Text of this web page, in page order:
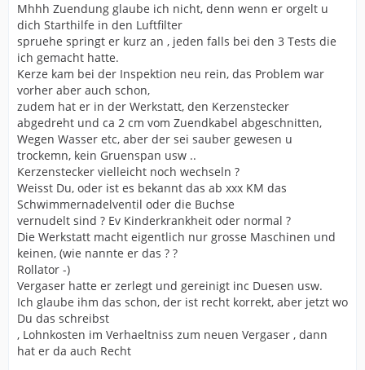
Mhhh Zuendung glaube ich nicht, denn wenn er orgelt u
dich Starthilfe in den Luftfilter
spruehe springt er kurz an , jeden falls bei den 3 Tests die
ich gemacht hatte.
Kerze kam bei der Inspektion neu rein, das Problem war
vorher aber auch schon,
zudem hat er in der Werkstatt, den Kerzenstecker
abgedreht und ca 2 cm vom Zuendkabel abgeschnitten,
Wegen Wasser etc, aber der sei sauber gewesen u
trockemn, kein Gruenspan usw ..
Kerzenstecker vielleicht noch wechseln ?
Weisst Du, oder ist es bekannt das ab xxx KM das
Schwimmernadelventil oder die Buchse
vernudelt sind ? Ev Kinderkrankheit oder normal ?
Die Werkstatt macht eigentlich nur grosse Maschinen und
keinen, (wie nannte er das ? ?
Rollator -)
Vergaser hatte er zerlegt und gereinigt inc Duesen usw.
Ich glaube ihm das schon, der ist recht korrekt, aber jetzt wo
Du das schreibst
, Lohnkosten im Verhaeltniss zum neuen Vergaser , dann
hat er da auch Recht